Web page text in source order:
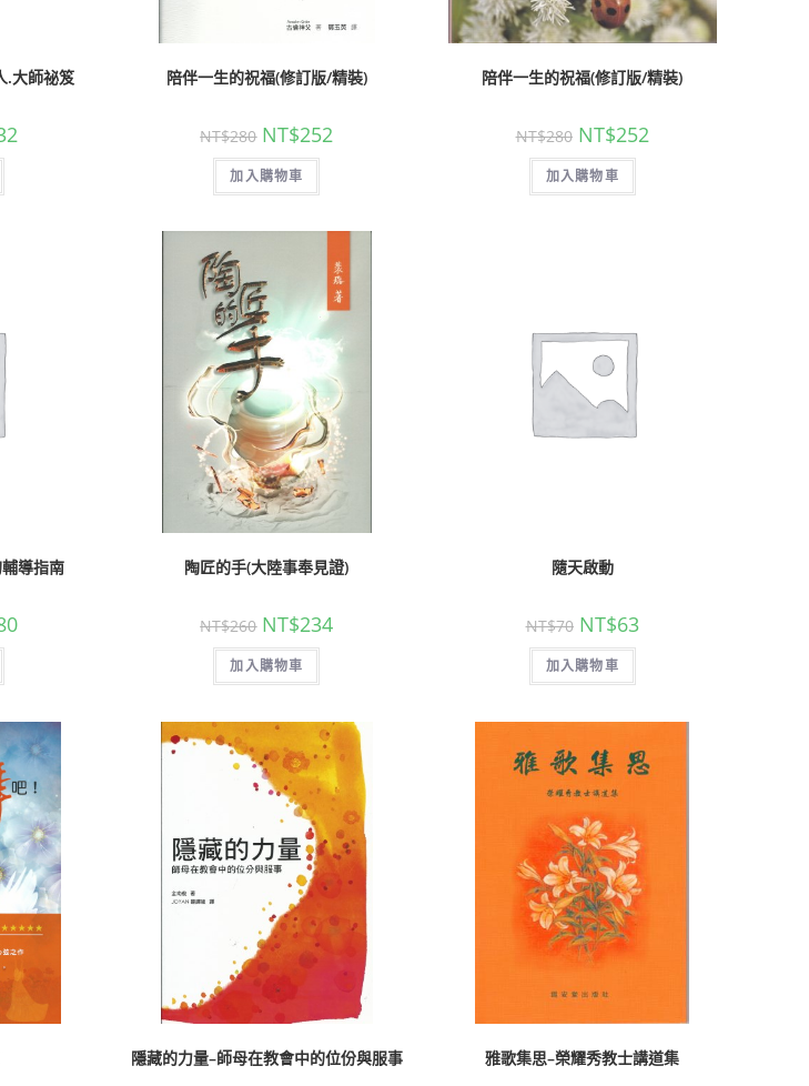
.大師祕笈 陪伴一生的祝福(修訂版/精裝)
NT$280 NT$252
加入購物車
陪伴一生的祝福(修訂版/精裝)
NT$280 NT$252
加入購物車
導指南 陶匠的手(大陸事奉見證)
NT$260 NT$234
加入購物車
隨天啟動
NT$70 NT$63
加入購物車
隱藏的力量–師母在教會中的位份與服事
雅歌集思–榮耀秀教士講道集